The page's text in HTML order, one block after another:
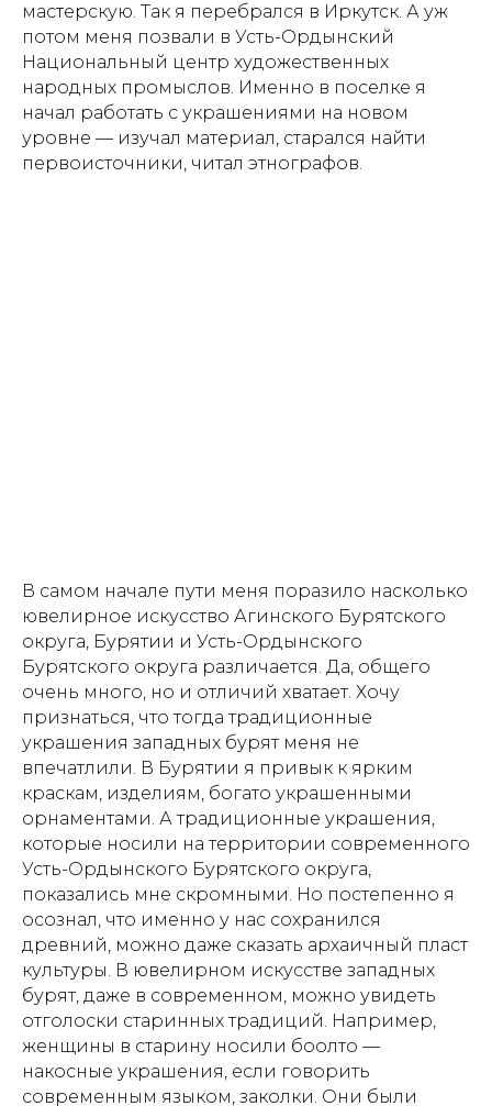
мастерскую. Так я перебрался в Иркутск. А уж
потом меня позвали в Усть-Ордынский
Национальный центр художественных
народных промыслов. Именно в поселке я
начал работать с украшениями на новом
уровне — изучал материал, старался найти
первоисточники, читал этнографов.
В самом начале пути меня поразило насколько
ювелирное искусство Агинского Бурятского
округа, Бурятии и Усть-Ордынского
Бурятского округа различается. Да, общего
очень много, но и отличий хватает. Хочу
признаться, что тогда традиционные
украшения западных бурят меня не
впечатлили. В Бурятии я привык к ярким
краскам, изделиям, богато украшенными
орнаментами. А традиционные украшения,
которые носили на территории современного
Усть-Ордынского Бурятского округа,
показались мне скромными. Но постепенно я
осознал, что именно у нас сохранился
древний, можно даже сказать архаичный пласт
культуры. В ювелирном искусстве западных
бурят, даже в современном, можно увидеть
отголоски старинных традиций. Например,
женщины в старину носили боолто —
накосные украшения, если говорить
современным языком, заколки. Они были